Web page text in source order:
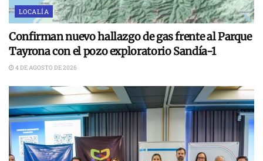
LOCALÍA
Confirman nuevo hallazgo de gas frente al Parque
Tayrona con el pozo exploratorio Sandía-1
4 DE AGOSTO DE 2026